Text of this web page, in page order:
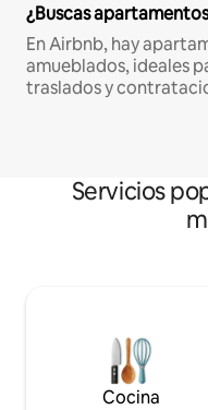
¿Buscas
En Airbnb, hay
amueblados, ideales
traslados y
Servicios
Cocina